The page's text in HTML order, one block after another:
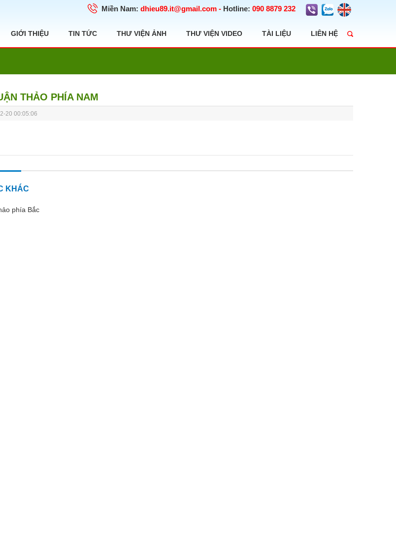
Miền Nam: dhieu89.it@gmail.com - Hotline: 090 8879 232
GIỚI THIỆU TIN TỨC THƯ VIỆN ẢNH THƯ VIỆN VIDEO TÀI LIỆU LIÊN HỆ
THẢO PHÍA NAM
20 00:05:06
KHÁC
phía Bắc